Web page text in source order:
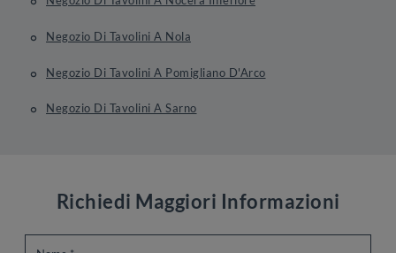
Negozio Di Tavolini A Nola
Negozio Di Tavolini A Pomigliano D'Arco
Negozio Di Tavolini A Sarno
Richiedi Maggiori Informazioni